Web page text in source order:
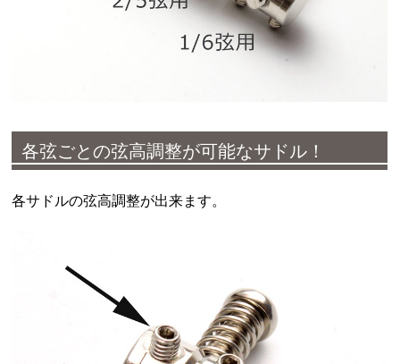
各弦ごとの弦高調整が可能なサドル！
各サドルの弦高調整が出来ます。